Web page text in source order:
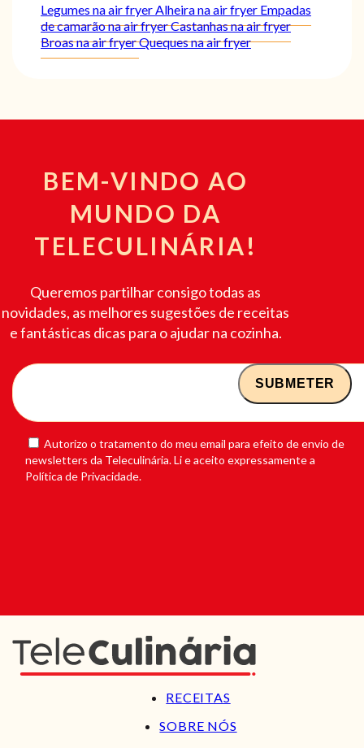
Legumes na air fryer Alheira na air fryer Empadas
de camarão na air fryerCastanhas na air fryer
Broas na air fryerQueques na air fryer
BEM-VINDO AO
MUNDO DA
TELECULINÁRIA!
Queremos partilhar consigo todas as
novidades, as melhores sugestões de receitas
e fantásticas dicas para o ajudar na cozinha.
Autorizo o tratamento do meu email para efeito de envio de
newsletters da Teleculinária. Li e aceito expressamente a
Política de Privacidade.
RECEITAS
SOBRE NÓS